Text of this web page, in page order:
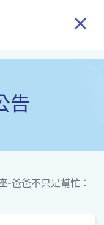
告
-爸爸不只是幫忙：